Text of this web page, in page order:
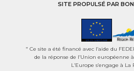
SITE PROPULSÉ PAR
" Ce site a été financé avec l’aide du
de la réponse de l’Union européenne à
L’Europe s’engage à